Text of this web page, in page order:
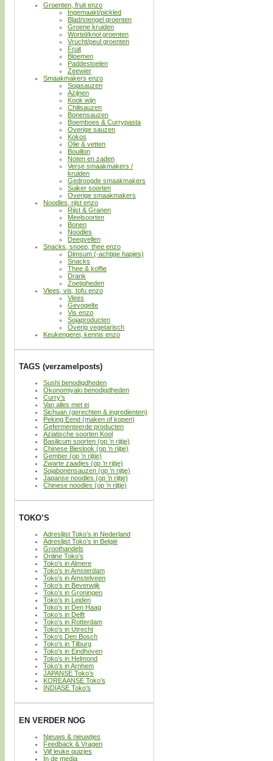
Groenten, fruit enzo
Ingemaakt/pickled
Blad/stengel groenten
Groene kruiden
Wortel/knol groenten
Vrucht/peul groenten
Fruit
Bloemen
Paddestoelen
Zeewier
Smaakmakers enzo
Sojasauzen
Azijnen
Kook wijn
Chilisauzen
Bonensauzen
Boemboes & Currypasta
Overige sauzen
Kokos
Olie & vetten
Bouillon
Noten en zaden
Verse smaakmakers /
kruiden
Gedroogde smaakmakers
Suiker soorten
Overige smaakmakers
Noodles, rijst enzo
Rijst & Granen
Meelsoorten
Bonen
Noodles
Deegvellen
Snacks, snoep, thee enzo
Dimsum (-achtige hapjes)
Snacks
Thee & koffie
Drank
Zoetigheden
Vlees, vis, tofu enzo
Vlees
Gevogelte
Vis enzo
Sojaproducten
Overig vegetarisch
Keukengerei, kennis enzo
TAGS (verzamelposts)
Sushi benodigdheden
Okonomiyaki benodigdheden
Curry’s
Van alles met ei
Sichuan (gerechten & ingredienten)
Peking Eend (maken of kopen)
Gefermenteerde producten
Aziatische soorten Kool
Basilicum soorten (op ’n rijtje)
Chinese Bieslook (op ’n rijtje)
Gember (op ’n rijtje)
Zwarte zaadjes (op ’n rijtje)
Sojabonensauzen (op ’n rijtje)
Japanse noodles (op ’n rijtje)
Chinese noodles (op ’n rijtje)
TOKO’S
Adreslijst Toko’s in Nederland
Adreslijst Toko’s in België
Groothandels
Online Toko’s
Toko’s in Almere
Toko’s in Amsterdam
Toko’s in Amstelveen
Toko’s in Beverwijk
Toko’s in Groningen
Toko’s in Leiden
Toko’s in Den Haag
Toko’s in Delft
Toko’s in Rotterdam
Toko’s in Utrecht
Toko’s Den Bosch
Toko’s in Tilburg
Toko’s in Eindhoven
Toko’s in Helmond
Toko’s in Arnhem
JAPANSE Toko’s
KOREAANSE Toko’s
INDIASE Toko’s
EN VERDER NOG
Nieuws & nieuwtjes
Feedback & Vragen
Vijf leuke quizjes
In de media